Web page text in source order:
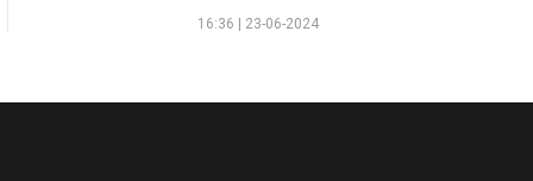
16:36 | 23-06-2024